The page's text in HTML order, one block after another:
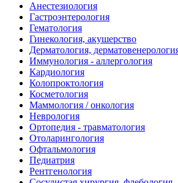
Анестезиология
Гастроэнтерология
Гематология
Гинекология, акушерство
Дерматология,
Иммунология - аллергология
Кардиология
Колопроктология
Косметология
Маммология / онкология
Неврология
Ортопедия - травматология
Отоларингология
Офтальмология
Педиатрия
Рентгенология